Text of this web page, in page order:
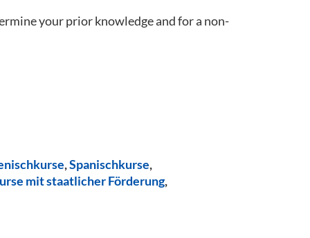
your prior knowledge and for a non-
,Spanischkurse,
mit staatlicher Förderung,